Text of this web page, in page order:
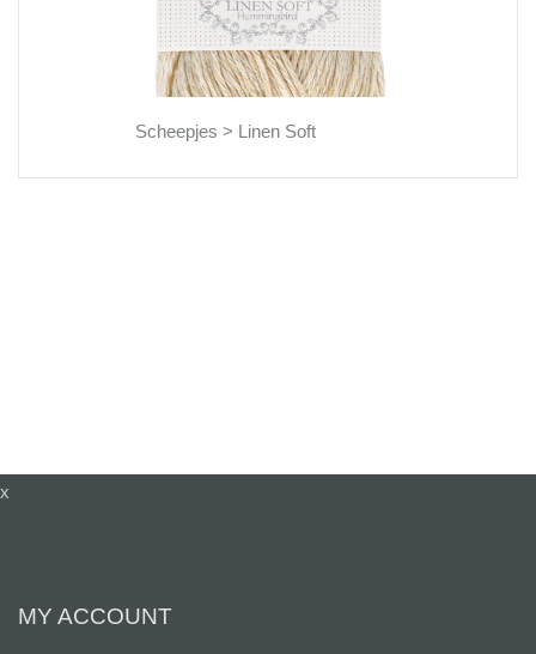
Scheepjes > Linen Soft
x
MY ACCOUNT